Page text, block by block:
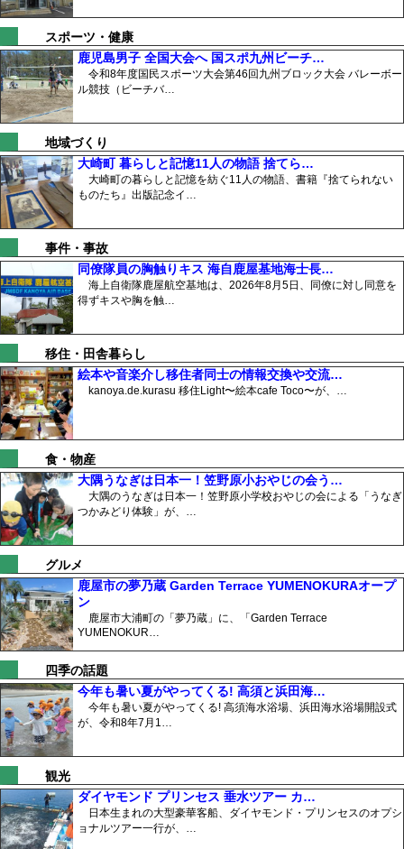
スポーツ・健康
鹿児島男子 全国大会へ 国スポ九州ビーチ…
令和8年度国民スポーツ大会第46回九州ブロック大会 バレーボー
ル競技（ビーチバ…
地域づくり
大崎町 暮らしと記憶11人の物語 捨てら…
大崎町の暮らしと記憶を紡ぐ11人の物語、書籍『捨てられない
ものたち』出版記念イ…
事件・事故
同僚隊員の胸触りキス 海自鹿屋基地海士長…
海上自衛隊鹿屋航空基地は、2026年8月5日、同僚に対し同意を
得ずキスや胸を触…
移住・田舎暮らし
絵本や音楽介し移住者同士の情報交換や交流…
kanoya.de.kurasu 移住Light〜絵本cafe Toco〜が、…
食・物産
大隅うなぎは日本一！笠野原小おやじの会う…
大隅のうなぎは日本一！笠野原小学校おやじの会による「うなぎ
つかみどり体験」が、…
グルメ
鹿屋市の夢乃蔵 Garden Terrace YUMENOKURAオープ
ン
鹿屋市大浦町の「夢乃蔵」に、「Garden Terrace
YUMENOKUR…
四季の話題
今年も暑い夏がやってくる! 高須と浜田海…
今年も暑い夏がやってくる! 高須海水浴場、浜田海水浴場開設式
が、令和8年7月1…
観光
ダイヤモンド プリンセス 垂水ツアー カ…
日本生まれの大型豪華客船、ダイヤモンド・プリンセスのオプシ
ョナルツアー一行が、…